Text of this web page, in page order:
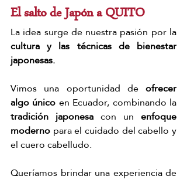
El salto de Japón a QUITO
cultura y las técnicas de bienestar
japonesas.
Vimos una oportunidad de ofrecer
algo único
tradición japonesa con un enfoque
moderno para el cuidado del cabello y
el cuero cabelludo.
Queríamos brindar una experiencia de